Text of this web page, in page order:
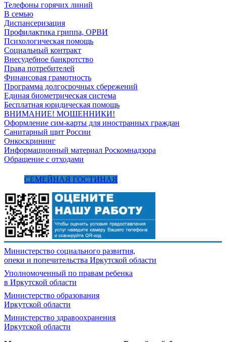
Телефоны горячих линий
В семью
Диспансеризация
Профилактика гриппа, ОРВИ
Психологическая помощь
Социальный контракт
Внесудебное банкротство
Права потребителей
Финансовая грамотность
Программа долгосрочных сбережений
Единая биометрическая система
Бесплатная юридическая помощь
ВНИМАНИЕ! МОШЕННИКИ!
Оформление сим-карты для иностранных граждан
Санитарный щит России
Онкоскрининг
Информационный материал Роскомнадзора
Обращение с отходами
СЕМЕЙНАЯ ГОСТИНАЯ
Министерство социального развития,
опеки и попечительства Иркутской области
Уполномоченный по правам ребенка
в Иркутской области
Министерство образования
Иркутской области
Министерство здравоохранения
Иркутской области